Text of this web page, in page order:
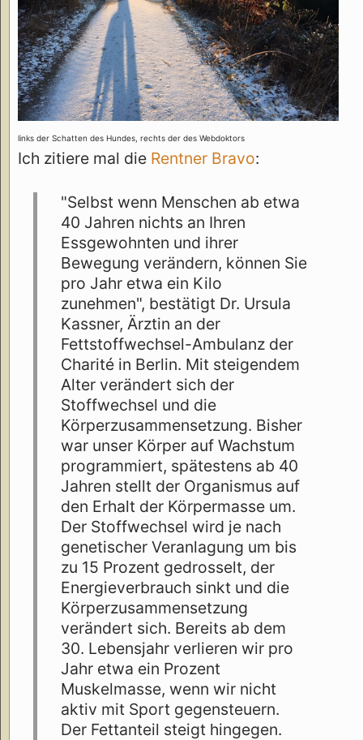
links der Schatten des Hundes, rechts der des Webdoktors
Ich zitiere mal die Rentner Bravo:
"Selbst wenn Menschen ab etwa
40 Jahren nichts an Ihren
Essgewohnten und ihrer
Bewegung verändern, können Sie
pro Jahr etwa ein Kilo
zunehmen", bestätigt Dr. Ursula
Kassner, Ärztin an der
Fettstoffwechsel-Ambulanz der
Charité in Berlin. Mit steigendem
Alter verändert sich der
Stoffwechsel und die
Körperzusammensetzung. Bisher
war unser Körper auf Wachstum
programmiert, spätestens ab 40
Jahren stellt der Organismus auf
den Erhalt der Körpermasse um.
Der Stoffwechsel wird je nach
genetischer Veranlagung um bis
zu 15 Prozent gedrosselt, der
Energieverbrauch sinkt und die
Körperzusammensetzung
verändert sich. Bereits ab dem
30. Lebensjahr verlieren wir pro
Jahr etwa ein Prozent
Muskelmasse, wenn wir nicht
aktiv mit Sport gegensteuern.
Der Fettanteil steigt hingegen.